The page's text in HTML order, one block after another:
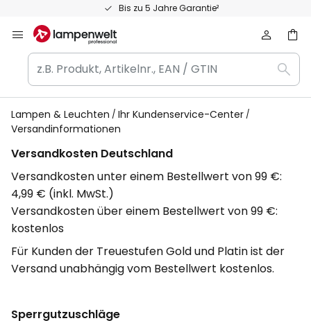
Bis zu 5 Jahre Garantie²
Inhalt
springen
z.B.
Produkt,
Artikelnr.,
EAN
/
GTIN
Lampen & Leuchten
Ihr Kundenservice-Center
Versandinformationen
Versandkosten Deutschland
Versandkosten unter einem Bestellwert von 99 €:
4,99 € (inkl. MwSt.)
Versandkosten über einem Bestellwert von 99 €:
kostenlos
Für Kunden der Treuestufen Gold und Platin ist der
Versand unabhängig vom Bestellwert kostenlos.
Sperrgutzuschläge